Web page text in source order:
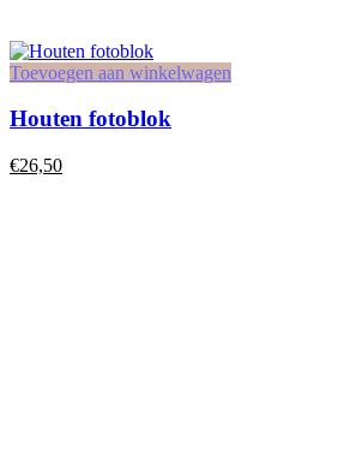
Toevoegen aan winkelwagen
Houten fotoblok
€26,50